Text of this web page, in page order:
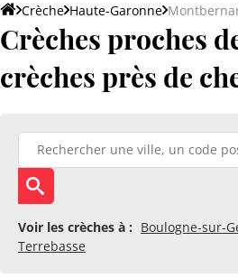
Crèche Haute-Garonne
Crèches proches
crèches près de
Voir les crèches à : Boulogne-sur-
Terrebasse